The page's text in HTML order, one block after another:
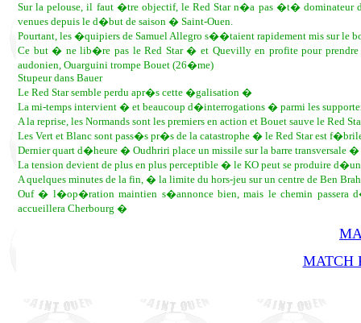
Sur la pelouse, il faut �tre objectif, le Red Star n�a pas �t�
venues depuis le d�but de saison � Saint-Ouen.
Pourtant, les �quipiers de Samuel Allegro s��taient rapidement mis sur le
Ce but � ne lib�re pas le Red Star � et Quevilly en profite pour
audonien, Ouarguini trompe Bouet (26�me)
Stupeur dans Bauer
Le Red Star semble perdu apr�s cette �galisation �
La mi-temps intervient � et beaucoup d�interrogations � parmi les
A la reprise, les Normands sont les premiers en action et Bouet sauve le
Les Vert et Blanc sont pass�s pr�s de la catastrophe � le Red Star est
Dernier quart d�heure � Oudhriri place un missile sur la barre
La tension devient de plus en plus perceptible � le KO peut se produire
A quelques minutes de la fin, � la limite du hors-jeu sur un centre de Ben
Ouf � l�op�ration maintien s�annonce bien, mais le chemin passera
accueillera Cherbourg �
MATCH